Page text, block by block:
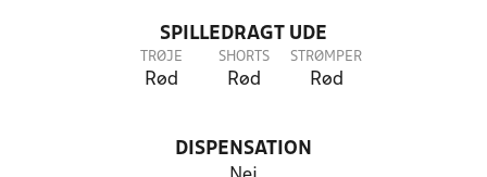
SPILLEDRAGT UDE
TRØJE
Rød
SHORTS
Rød
STRØMPER
Rød
DISPENSATION